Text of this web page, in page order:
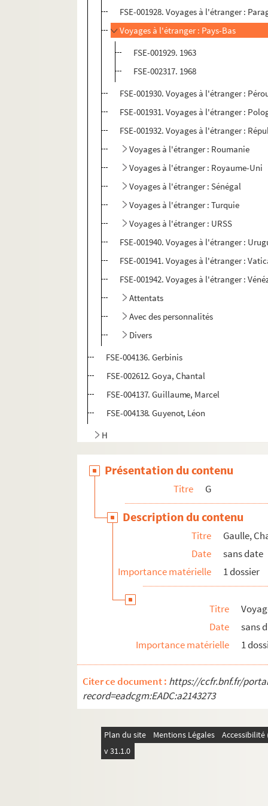
FSE-001928. Voyages à l'étranger :
Voyages à l'étranger : Pays-Bas
FSE-001929. 1963
FSE-002317. 1968
FSE-001930. Voyages à l'étranger :
FSE-001931. Voyages à l'étranger :
FSE-001932. Voyages à l'étranger :
Voyages à l'étranger : Roumanie
Voyages à l'étranger : Royaume-Uni
Voyages à l'étranger : Sénégal
Voyages à l'étranger : Turquie
Voyages à l'étranger : URSS
FSE-001940. Voyages à l'étranger :
FSE-001941. Voyages à l'étranger :
FSE-001942. Voyages à l'étranger :
Attentats
Avec des personnalités
Divers
FSE-004136. Gerbinis
FSE-002612. Goya, Chantal
FSE-004137. Guillaume, Marcel
FSE-004138. Guyenot, Léon
H
I
JPrésentation du contenu
Titre G
Description du contenu
Titre
Gaulle,
Date
sans date
Importance matérielle
1 dossier
Titre
Date
sans
Importance matérielle
1
Citer ce document : https://ccfr.bnf.fr/
record=eadcgm:EADC:a2143273
Plan du site Mentions Légales
v 31.1.0